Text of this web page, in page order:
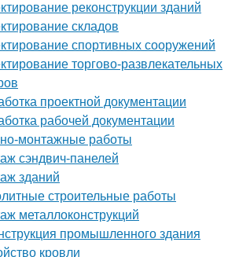
реконструкции зданий
складов
спортивных сооружений
торгово-развлекательных
проектной документации
рабочей документации
монтажные работы
сэндвич-панелей
зданий
строительные работы
металлоконструкций
промышленного здания
кровли